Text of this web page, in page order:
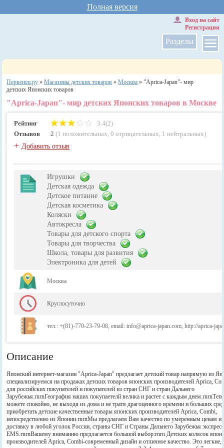
Полная версия
Разделы
Вход на сайт
Регистрация
Первенец.ру »Магазины детских товаров »Москва »"Aprica-Japan"- мир
детских Японских товаров
"Aprica-Japan"- мир детских Японских товаров в Москве
Рейтинг
3.4(2)
Отзывов
2 (1 положительных,0 отрицательных, 1 нейтральных)
+Добавить отзыв
Игрушки
Детская одежда
Детское питание
Детская косметика
Коляски
Автокресла
Товары для детского спорта
Товары для творчества
Школа, товары для развития
Электроника для детей
Москва
Круглосуточно
тел.: +(81)-770-23-79-08, email: info@aprica-japan.com, http://aprica-
Описание
Японский интернет-магазин "Aprica-Japan" предлагает детский товар напрямую из
специализируемся на продажах детских товаров японских производителей Aprica,
для российских покупателей и покупателей из стран СНГ и стран Дальнего
Зарубежья.rnrnГеография наших покупаетелй велика и растет с каждым
можете спокойно, не выходя из дома и не тратя драгоценного времени и больших
приобретать детские качественные товары японских производителей Aprica, Combi,
непосредственно из Японии.rnrnМы предлагаем Вам качество по умеренным ценам
доставку в любой уголок России, страны СНГ и Страны Дальнего Зарубежья
EMS.rnrnВашему вниманию предлагается большой выбор:rnrn Детских колясок
производителей Aprica, Combi-современный дизайн и отличное качество. Это легкие,